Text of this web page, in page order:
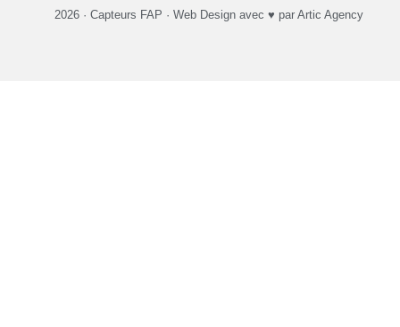
2026 · Capteurs FAP · Web Design avec ♥️ par Artic Agency